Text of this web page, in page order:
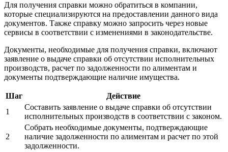
Для получения справки можно обратиться в компании,
которые специализируются на предоставлении данного вида
документов. Также справку можно запросить через новые
сервисы в соответствии с изменениями в законодательстве.
Документы, необходимые для получения справки, включают
заявление о выдаче справки об отсутствии исполнительных
производств, расчет по задолженности по алиментам и
документы подтверждающие наличие имущества.
Шаг
Действие
1
Составить заявление о выдаче справки об отсутствии
исполнительных производств в соответствии с законом.
2
Собрать необходимые документы, подтверждающие
наличие задолженности по алиментам и расчет по этой
задолженности.